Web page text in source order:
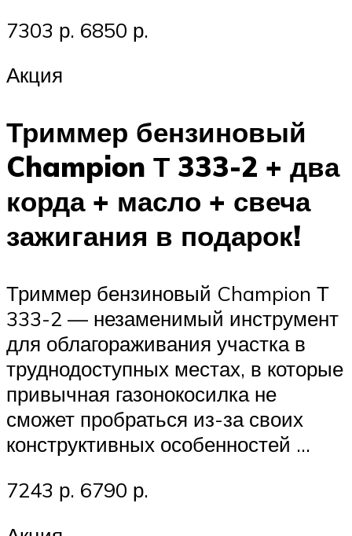
7303 р. 6850 р.
Акция
Триммер бензиновый
Champion Т 333-2 + два
корда + масло + свеча
зажигания в подарок!
Триммер бензиновый Champion Т
333-2 — незаменимый инструмент
для облагораживания участка в
труднодоступных местах, в которые
привычная газонокосилка не
сможет пробраться из-за своих
конструктивных особенностей …
7243 р. 6790 р.